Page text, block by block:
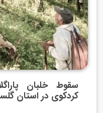
سقوط خلبان
کردکوی در استان